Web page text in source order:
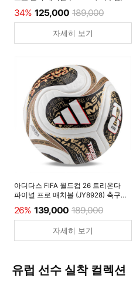
34% 125,000 189,000
자세히 보기
아디다스 FIFA 월드컵 26 트리온다
파이널 프로 매치볼 (JY8928) 축구공/
26% 139,000 189,000
자세히 보기
유럽 선수 실착 컬렉션